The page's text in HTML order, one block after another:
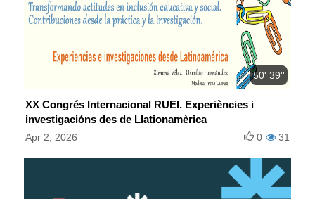
50' 39''
XX Congrés Internacional RUEI. Experiències i
investigacións des de Llationamèrica
Apr 2, 2026 31
0